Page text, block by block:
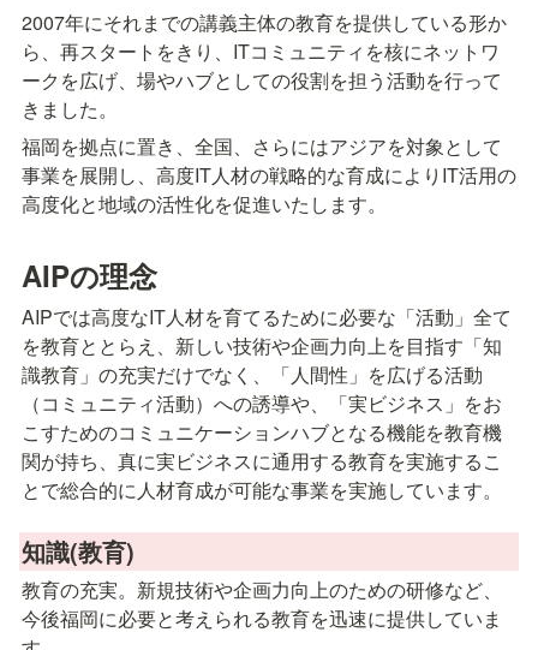
2007年にそれまでの講義主体の教育を提供している形か
ら、再スタートをきり、ITコミュニティを核にネットワ
ークを広げ、場やハブとしての役割を担う活動を行って
きました。
福岡を拠点に置き、全国、さらにはアジアを対象として
事業を展開し、高度IT人材の戦略的な育成によりIT活用の
高度化と地域の活性化を促進いたします。
AIPの理念
AIPでは高度なIT人材を育てるために必要な「活動」全て
を教育ととらえ、新しい技術や企画力向上を目指す「知
識教育」の充実だけでなく、「人間性」を広げる活動
（コミュニティ活動）への誘導や、「実ビジネス」をお
こすためのコミュニケーションハブとなる機能を教育機
関が持ち、真に実ビジネスに通用する教育を実施するこ
とで総合的に人材育成が可能な事業を実施しています。
知識(教育)
教育の充実。新規技術や企画力向上のための研修など、
今後福岡に必要と考えられる教育を迅速に提供していま